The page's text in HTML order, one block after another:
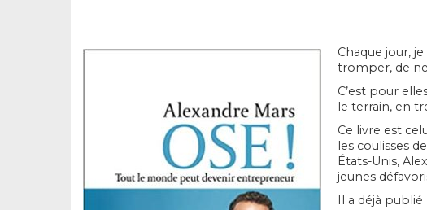
Chaque jour,
tromper, de ne
C’est pour
le terrain, en
Ce livre est
les coulisses
États-Unis,
jeunes
Il a déjà